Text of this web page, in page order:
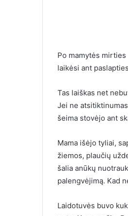
Po mamytės
laikėsi ant
Tas laiškas net
Jei ne
šeima stovėjo ant
Mama išėjo tyliai,
žiemos, plaučių
šalia anūkų
palengvėjimą. Kad
Laidotuvės buvo